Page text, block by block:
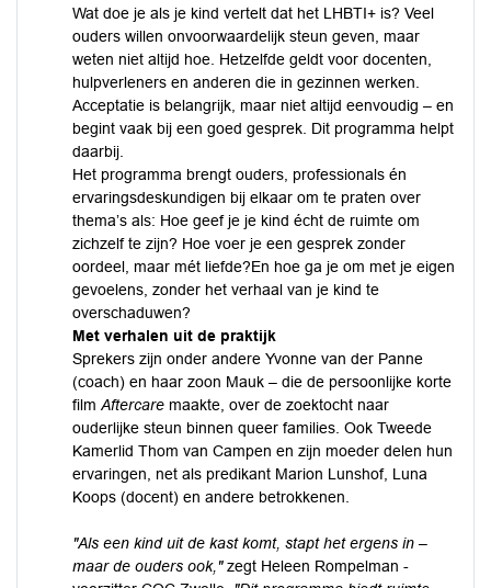
Wat doe je als je kind vertelt dat het LHBTI+ is? Veel
ouders willen onvoorwaardelijk steun geven, maar
weten niet altijd hoe. Hetzelfde geldt voor docenten,
hulpverleners en anderen die in gezinnen werken.
Acceptatie is belangrijk, maar niet altijd eenvoudig – en
begint vaak bij een goed gesprek. Dit programma helpt
daarbij.
Het programma brengt ouders, professionals én
ervaringsdeskundigen bij elkaar om te praten over
thema’s als: Hoe geef je je kind écht de ruimte om
zichzelf te zijn? Hoe voer je een gesprek zonder
oordeel, maar mét liefde?En hoe ga je om met je eigen
gevoelens, zonder het verhaal van je kind te
overschaduwen?
Met verhalen uit de praktijk
Sprekers zijn onder andere Yvonne van der Panne
(coach) en haar zoon Mauk – die de persoonlijke korte
film Aftercare maakte, over de zoektocht naar
ouderlijke steun binnen queer families. Ook Tweede
Kamerlid Thom van Campen en zijn moeder delen hun
ervaringen, net als predikant Marion Lunshof, Luna
Koops (docent) en andere betrokkenen.
"Als een kind uit de kast komt, stapt het ergens in –
maar de ouders ook,"zegt Heleen Rompelman -